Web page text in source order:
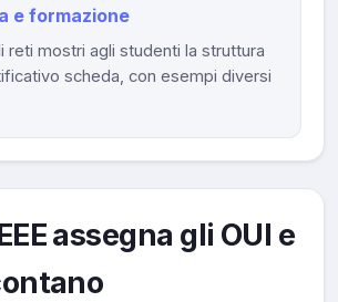
e formazione
reti mostri agli studenti la struttura
scheda, con esempi diversi
assegna gli OUI e